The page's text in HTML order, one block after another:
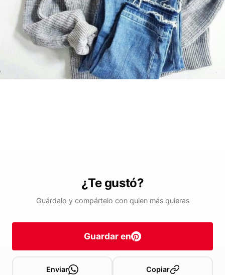
¿Te gustó?
Guárdalo y compártelo con quien más quieras
Guardar en
Enviar Copiar